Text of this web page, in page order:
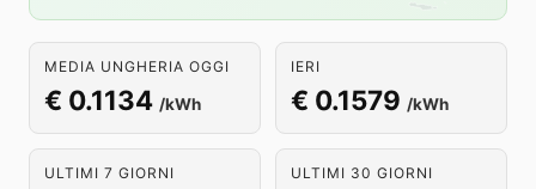
MEDIA UNGHERIA OGGI
€ 0.1134 /kWh
IERI
€ 0.1579 /kWh
ULTIMI 7 GIORNI ULTIMI 30 GIORNI